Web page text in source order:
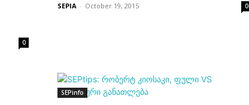
0
SEPIA - October 19, 2015 0
SEPinfo